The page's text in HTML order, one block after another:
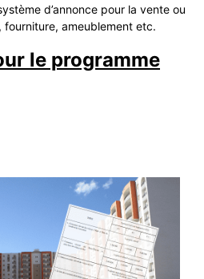
d’annonce pour la vente ou
fourniture, ameublement etc.
le programme